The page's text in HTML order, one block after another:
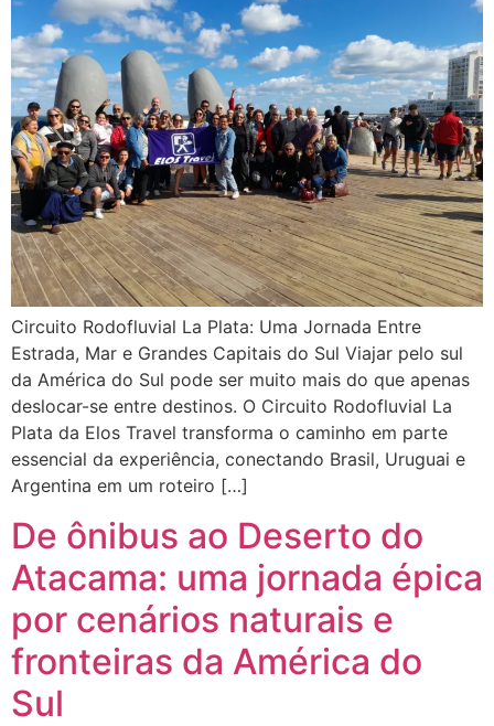
Circuito Rodofluvial La Plata: Uma Jornada Entre
Estrada, Mar e Grandes Capitais do Sul Viajar pelo sul
da América do Sul pode ser muito mais do que apenas
deslocar-se entre destinos. O Circuito Rodofluvial La
Plata da Elos Travel transforma o caminho em parte
essencial da experiência, conectando Brasil, Uruguai e
Argentina em um roteiro […]
De ônibus ao Deserto do
Atacama: uma jornada épica
por cenários naturais e
fronteiras da América do
Sul